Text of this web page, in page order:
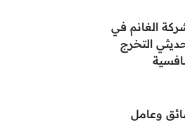
الغانم في
التخرج
وعامل